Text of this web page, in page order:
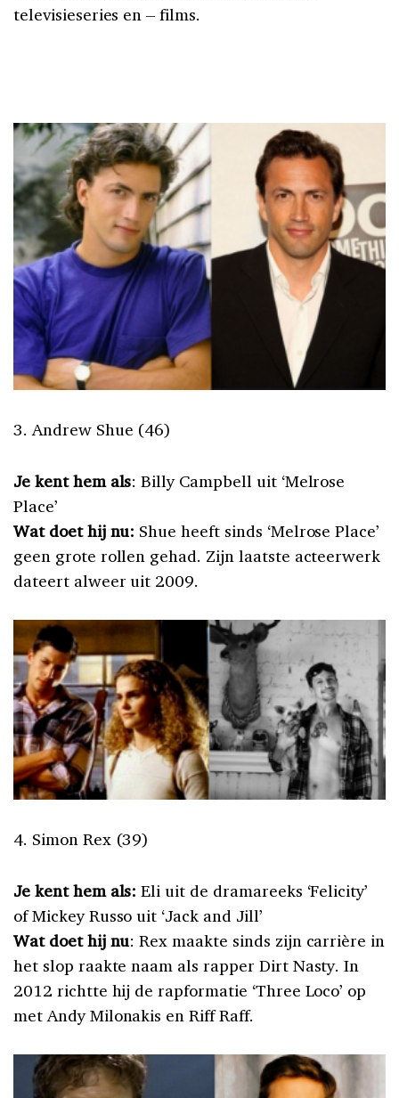
televisieseries en – films.
3. Andrew Shue (46)
Je kent hem als: Billy Campbell uit ‘Melrose
Place’
Wat doet hij nu: Shue heeft sinds ‘Melrose Place’
geen grote rollen gehad. Zijn laatste acteerwerk
dateert alweer uit 2009.
4. Simon Rex (39)
Je kent hem als: Eli uit de dramareeks ‘Felicity’
of Mickey Russo uit ‘Jack and Jill’
Wat doet hij nu: Rex maakte sinds zijn carrière in
het slop raakte naam als rapper Dirt Nasty. In
2012 richtte hij de rapformatie ‘Three Loco’ op
met Andy Milonakis en Riff Raff.